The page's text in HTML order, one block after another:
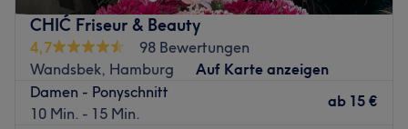
Haarschnitte, Colorationen, Frisuren oder Dauerwellen -
das kompetente Team arbeitet versiert und ist immer auf
dem neuesten Stand aktueller Trends und Techniken.
Gemeinsam mit ihnen wird dein persönlicher Traum-Look
kreiert, der dir lange Freude machen wird und deine
Persönlichkeit unterstreicht. Deinen Wunschtermin buchst
CHIĆ Friseur & Beauty
4,7
98 Bewertungen
Wandsbek, Hamburg
Auf Karte anzeigen
Damen - Ponyschnitt
10 Min. - 15 Min.
ab 15 €